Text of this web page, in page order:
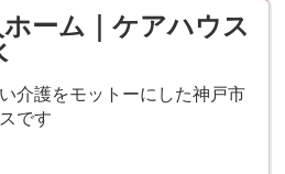
ーム｜ケアハウス
介護をモットーにした神戸市
です